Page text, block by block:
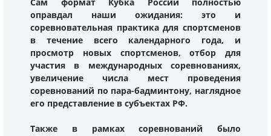
оправдал наши ожидания: это и
соревновательная практика для спортсменов
в течение всего календарного года, и
просмотр новых спортсменов, отбор для
участия в международных соревнованиях,
увеличение числа мест проведения
соревнований по пара-бадминтону, наглядное
его представление в субъектах РФ.
Также в рамках соревнований было